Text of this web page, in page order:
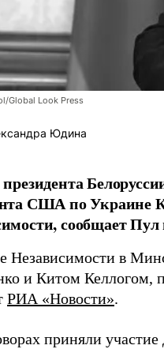
Global Look Press
Юдина
президента
США по Украине
сообщает Пул
Независимости в
и Китом Келлогом,
РИА «Новости».
приняли участие